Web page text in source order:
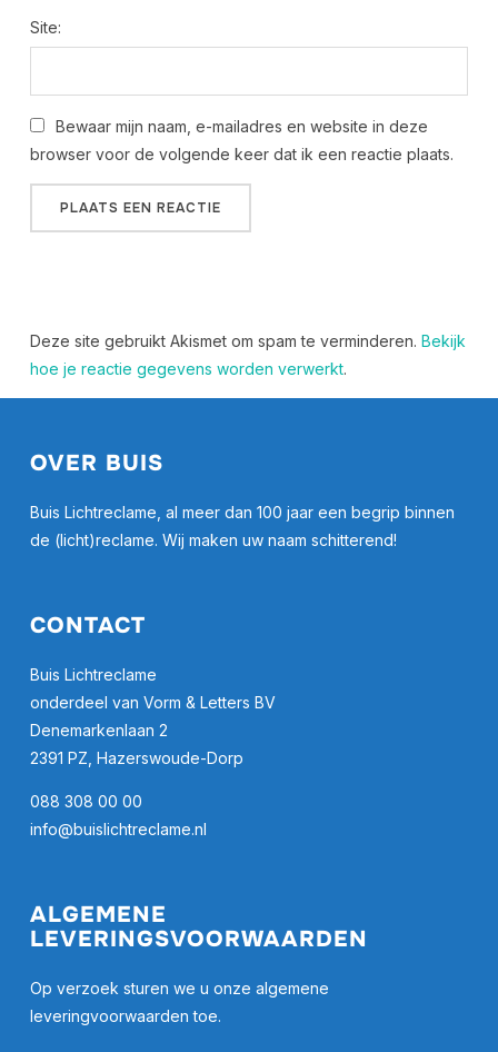
Site:
Bewaar mijn naam, e-mailadres en website in deze
browser voor de volgende keer dat ik een reactie plaats.
Deze site gebruikt Akismet om spam te verminderen. Bekijk
hoe je reactie gegevens worden verwerkt.
OVER BUIS
Buis Lichtreclame, al meer dan 100 jaar een begrip binnen
de (licht)reclame. Wij maken uw naam schitterend!
CONTACT
Buis Lichtreclame
onderdeel van Vorm & Letters BV
Denemarkenlaan 2
2391 PZ, Hazerswoude-Dorp
088 308 00 00
info@buislichtreclame.nl
ALGEMENE
LEVERINGSVOORWAARDEN
Op verzoek sturen we u onze algemene
leveringvoorwaarden toe.